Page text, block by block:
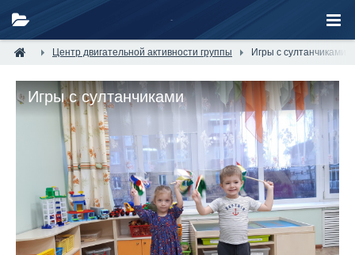
Центр двигательной активности группы Игры с султанчиками
Игры с султанчиками